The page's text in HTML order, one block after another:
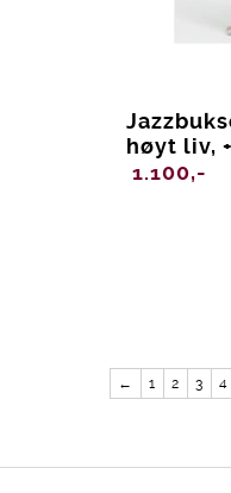
høyt liv,
1.100,-
← 1 2 3 4